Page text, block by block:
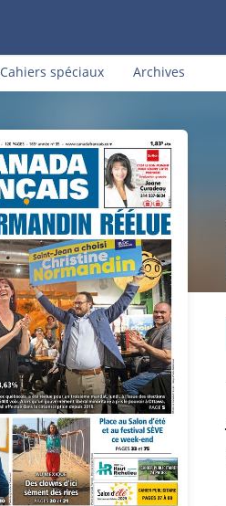
Cahiers spéciaux Archives